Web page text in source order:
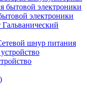
электроники
Гальванический
шнур питания